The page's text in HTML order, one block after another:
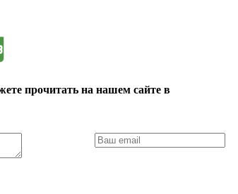
прочитать на нашем сайте в